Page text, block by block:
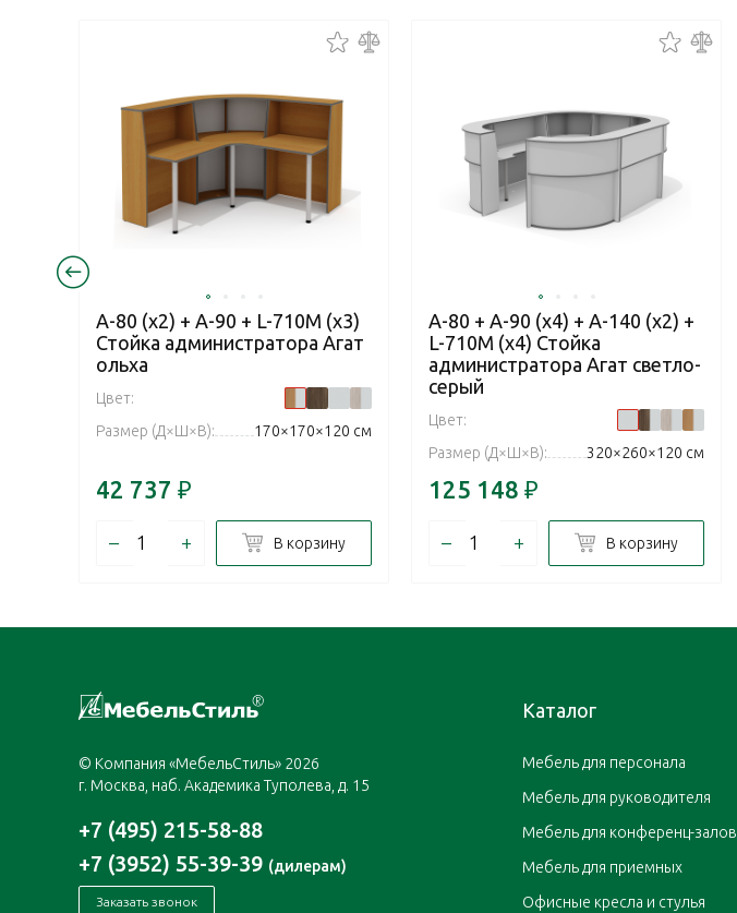
А-80 (x2) + А-90 + L-710М (х3)
Стойка администратора Агат
ольха
Цвет:
Размер (Д×Ш×В):
170×170×120 см
42 737 ₽
– + В корзину
А-80 + А-90 (x4) + А-140 (x2) +
L-710М (х4) Стойка
администратора Агат светло-
серый
Цвет:
Размер (Д×Ш×В):
320×260×120 см
125 148 ₽
– + В корзину
© Компания «МебельСтиль» 2026
г. Москва, наб. Академика Туполева, д. 15
+7 (495) 215-58-88
+7 (3952) 55-39-39 (дилерам)
Заказать звонок
Каталог
Мебель для персонала
Мебель для руководителя
Мебель для конференц-залов
Мебель для приемных
Офисные кресла и стулья